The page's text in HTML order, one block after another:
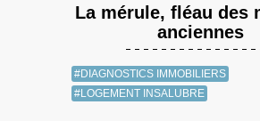
La mérule, fléau des
anciennes
#DIAGNOSTICS IMMOBILIERS
#LOGEMENT INSALUBRE